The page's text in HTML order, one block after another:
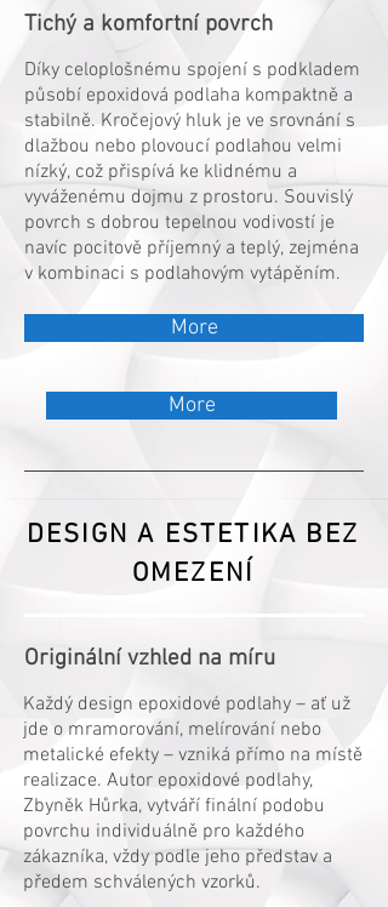
Tichý a komfortní povrch
Díky celoplošnému spojení s podkladem
působí epoxidová podlaha kompaktně a
stabilně. Kročejový hluk je ve srovnání s
dlažbou nebo plovoucí podlahou velmi
nízký, což přispívá ke klidnému a
vyváženému dojmu z prostoru. Souvislý
povrch s dobrou tepelnou vodivostí je
navíc pocitově příjemný a teplý, zejména
v kombinaci s podlahovým vytápěním.
More
More
DESIGN A ESTETIKA BEZ
OMEZENÍ
Originální vzhled na míru
Každý design epoxidové podlahy – ať už
jde o mramorování, melírování nebo
metalické efekty – vzniká přímo na místě
realizace. Autor epoxidové podlahy,
Zbyněk Hůrka, vytváří finální podobu
povrchu individuálně pro každého
zákazníka, vždy podle jeho představ a
předem schválených vzorků.